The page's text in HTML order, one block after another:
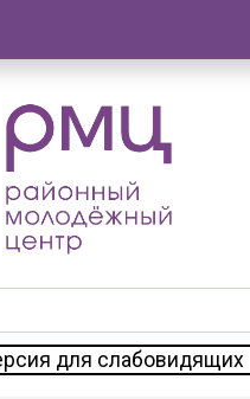
для слабовидящих